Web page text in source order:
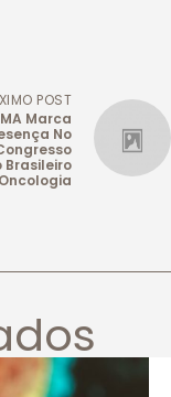
POST
Marca
No
Brasileiro